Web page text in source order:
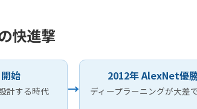
快進撃
始
計する時代 →
2012年 AlexNet優
ディープラーニングが大差